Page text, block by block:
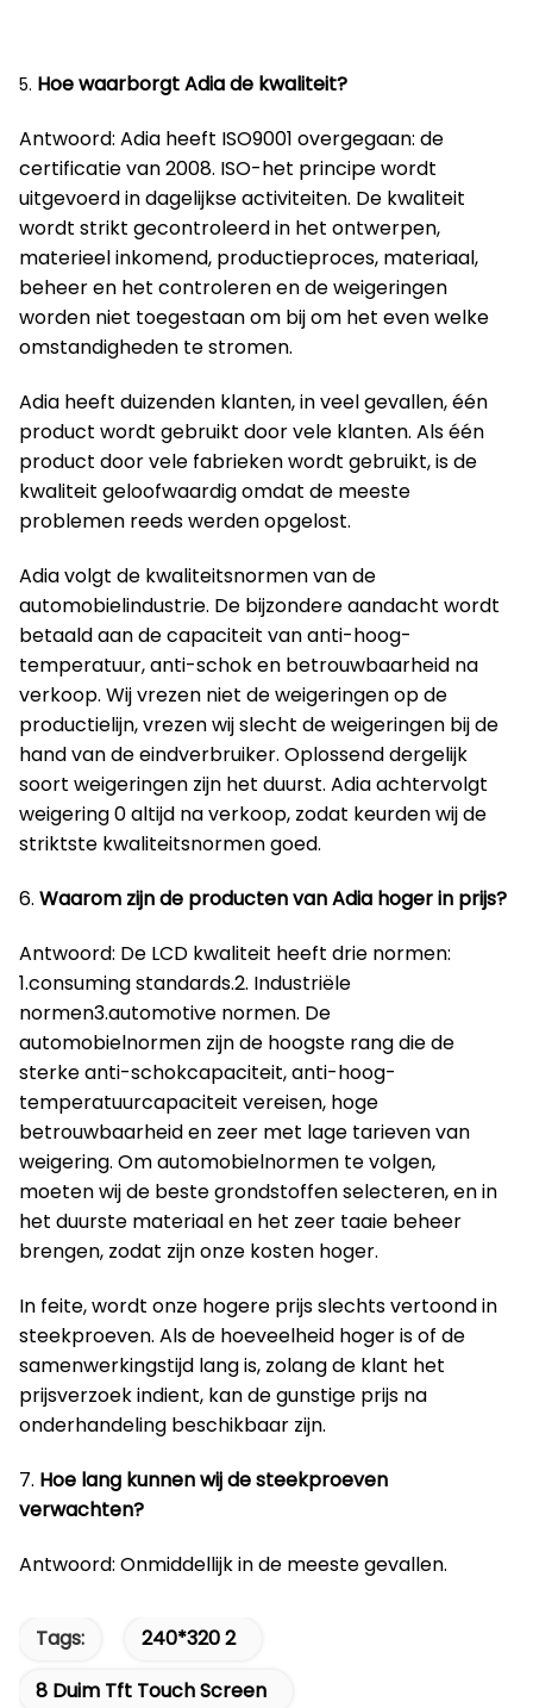
5. Hoe waarborgt Adia de kwaliteit?
Antwoord: Adia heeft ISO9001 overgegaan: de
certificatie van 2008. ISO-het principe wordt
uitgevoerd in dagelijkse activiteiten. De kwaliteit
wordt strikt gecontroleerd in het ontwerpen,
materieel inkomend, productieproces, materiaal,
beheer en het controleren en de weigeringen
worden niet toegestaan om bij om het even welke
omstandigheden te stromen.
Adia heeft duizenden klanten, in veel gevallen, één
product wordt gebruikt door vele klanten. Als één
product door vele fabrieken wordt gebruikt, is de
kwaliteit geloofwaardig omdat de meeste
problemen reeds werden opgelost.
Adia volgt de kwaliteitsnormen van de
automobielindustrie. De bijzondere aandacht wordt
betaald aan de capaciteit van anti-hoog-
temperatuur, anti-schok en betrouwbaarheid na
verkoop. Wij vrezen niet de weigeringen op de
productielijn, vrezen wij slecht de weigeringen bij de
hand van de eindverbruiker. Oplossend dergelijk
soort weigeringen zijn het duurst. Adia achtervolgt
weigering 0 altijd na verkoop, zodat keurden wij de
striktste kwaliteitsnormen goed.
6. Waarom zijn de producten van Adia hoger in prijs?
Antwoord: De LCD kwaliteit heeft drie normen:
1.consuming standards.2. Industriële
normen3.automotive normen. De
automobielnormen zijn de hoogste rang die de
sterke anti-schokcapaciteit, anti-hoog-
temperatuurcapaciteit vereisen, hoge
betrouwbaarheid en zeer met lage tarieven van
weigering. Om automobielnormen te volgen,
moeten wij de beste grondstoffen selecteren, en in
het duurste materiaal en het zeer taaie beheer
brengen, zodat zijn onze kosten hoger.
In feite, wordt onze hogere prijs slechts vertoond in
steekproeven. Als de hoeveelheid hoger is of de
samenwerkingstijd lang is, zolang de klant het
prijsverzoek indient, kan de gunstige prijs na
onderhandeling beschikbaar zijn.
7. Hoe lang kunnen wij de steekproeven
verwachten?
Antwoord: Onmiddellijk in de meeste gevallen.
Tags:
240*320 2
8 Duim Tft Touch Screen